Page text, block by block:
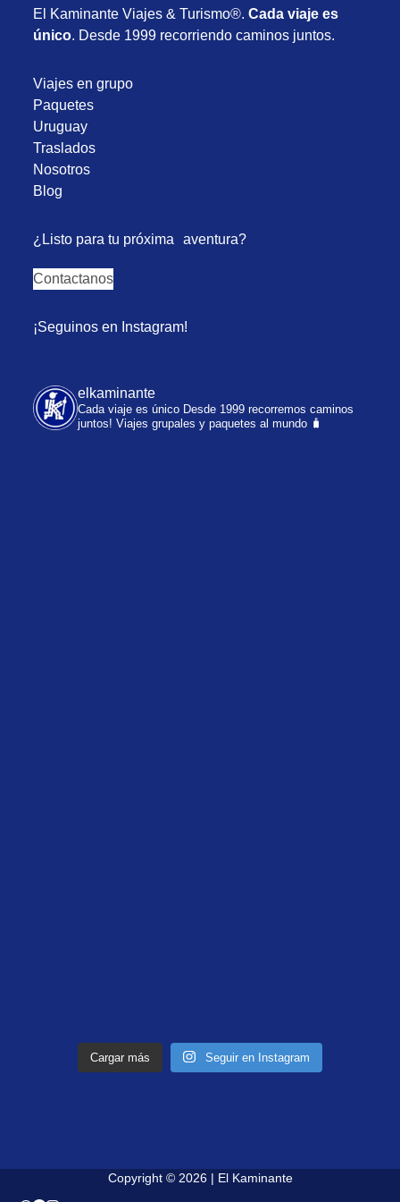
El Kaminante Viajes & Turismo®.Cada viaje es
único. Desde 1999 recorriendo caminos juntos.
Viajes en grupo
Paquetes
Uruguay
Traslados
Nosotros
Blog
¿Listo para tu próxima aventura?
Contactanos
¡Seguinos en Instagram!
elkaminante
Cada viaje es único Desde 1999 recorremos caminos
juntos! Viajes grupales y paquetes al mundo 🧳
Cargar más Seguir en Instagram
Copyright © 2026 | El Kaminante